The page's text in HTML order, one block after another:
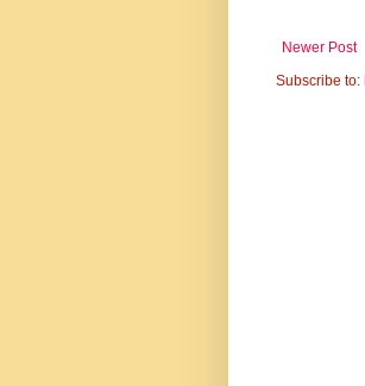
Newer Post
Subscribe to: